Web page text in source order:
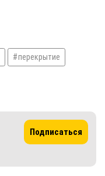
перекрытие
Подписаться